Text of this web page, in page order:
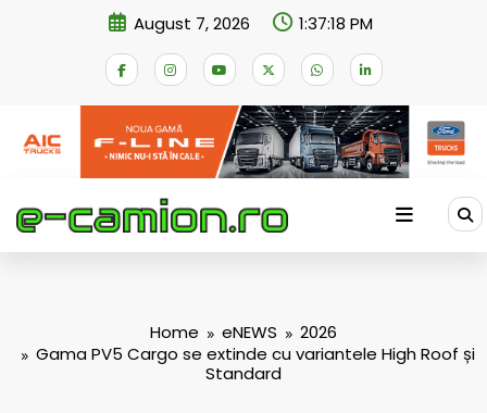
August 7, 2026 1:37:19 PM
Home eNEWS
2026
Gama PV5 Cargo se extinde cu variantele High Roof și
Standard